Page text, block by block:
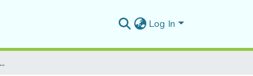
Log In
دراسة تحليلة لاهداف السياسة الاقتصادية الكلية حسب المربع السحري لكالدور